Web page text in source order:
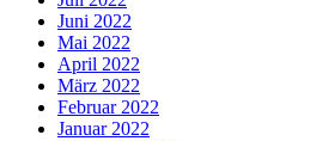
Juni 2022
Mai 2022
April 2022
März 2022
Februar 2022
Januar 2022